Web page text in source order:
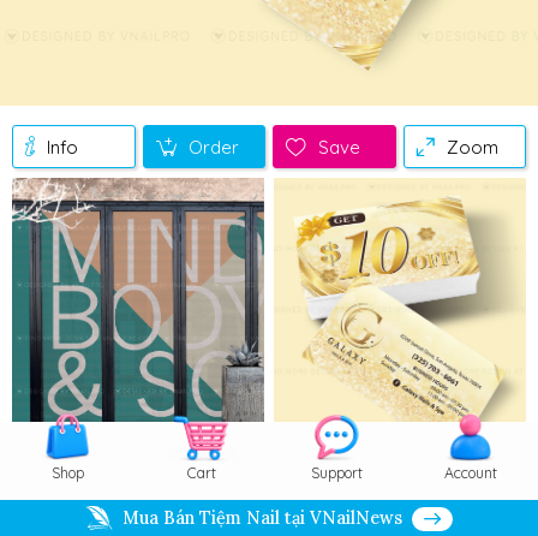
Info Order Save Zoom
Shop Cart Support Account
Mua Bán Tiệm Nail tại VNailNews